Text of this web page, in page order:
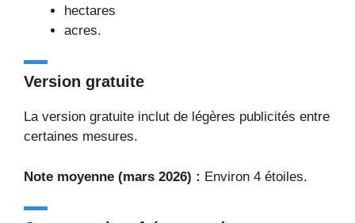
hectares
acres.
Version gratuite
La version gratuite inclut de légères publicités entre
certaines mesures.
Note moyenne (mars 2026) : Environ 4 étoiles.